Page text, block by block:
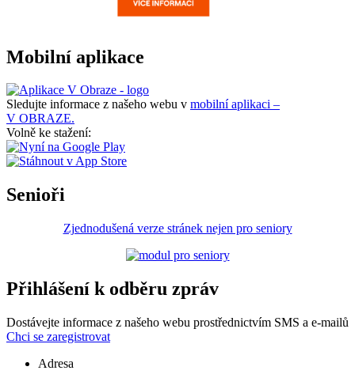
Mobilní aplikace
Sledujte informace z našeho webu v mobilní aplikaci –
V OBRAZE.
Volně ke stažení:
Senioři
Zjednodušená verze stránek nejen pro seniory
Přihlášení k odběru zpráv
Dostávejte informace z našeho webu prostřednictvím SMS a e-mailů
Chci se zaregistrovat
Adresa